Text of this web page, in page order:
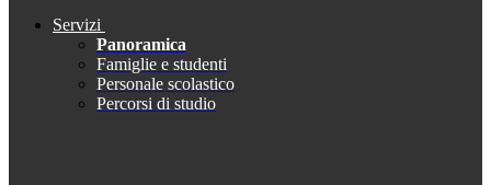
Servizi
Panoramica
Famiglie e studenti
Personale scolastico
Percorsi di studio